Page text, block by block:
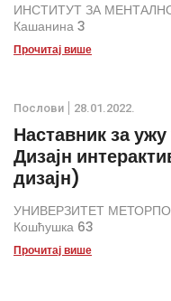
ИНСТИТУТ ЗА МЕНТАЛНО
Кашанина 3
Прочитај више
Послови 28.01.2022.
Наставник за
Дизајн
дизајн)
УНИВЕРЗИТЕТ
Кошћушка 63
Прочитај више